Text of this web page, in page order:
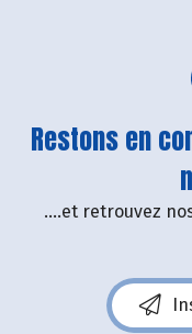
Restons en
....et retrouvez